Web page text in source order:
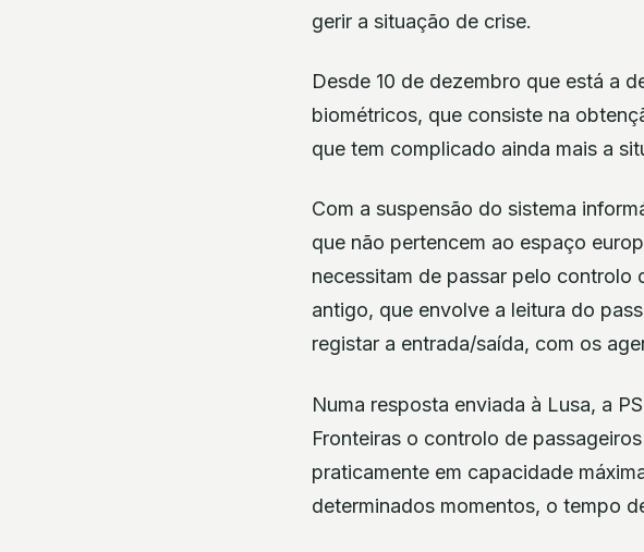
gerir a situação de crise.
Desde 10 de dezembro que está a
biométricos, que consiste na
que tem complicado ainda mais a
Com a suspensão do sistema
que não pertencem ao espaço
necessitam de passar pelo controlo
antigo, que envolve a leitura do
registar a entrada/saída, com os
Numa resposta enviada à Lusa, a
Fronteiras o controlo de
praticamente em capacidade
determinados momentos, o tempo